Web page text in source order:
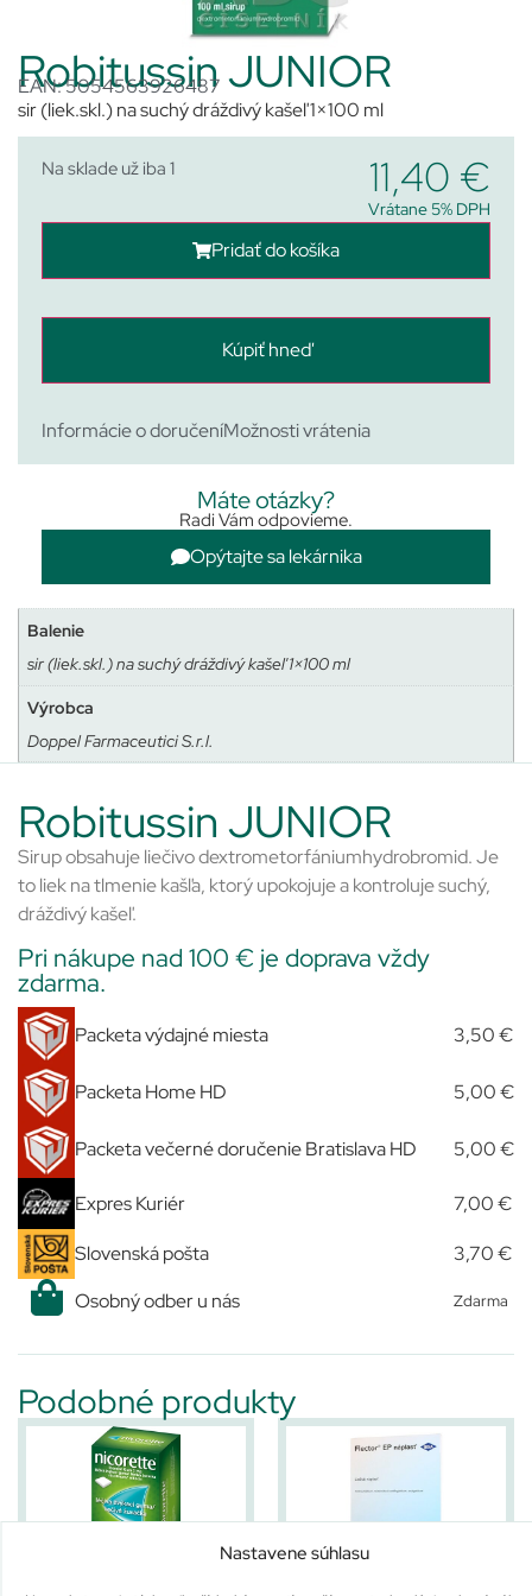
Nastavene súhlasu
Robitussin JUNIOR
EAN: 5054563926487
sir (liek.skl.) na suchý dráždivý kašeľ 1×100 ml
Na sklade už iba 1 11,40 €
Vrátane 5% DPH
Pridať do košíka
Kúpiť hneď
Informácie o doručeníMožnosti vrátenia
Máte otázky?
Radi Vám odpovieme.
Opýtajte sa lekárnika
Balenie
sir (liek.skl.) na suchý dráždivý kašeľ 1×100 ml
Výrobca
Doppel Farmaceutici S.r.l.
Robitussin JUNIOR
Sirup obsahuje liečivo dextrometorfániumhydrobromid. Je
to liek na tlmenie kašľa, ktorý upokojuje a kontroluje suchý,
dráždivý kašeľ.
Pri nákupe nad 100 € je doprava vždy
zdarma.
Packeta výdajné miesta 3,50 €
Packeta Home HD 5,00 €
Packeta večerné doručenie Bratislava HD 5,00 €
Expres Kuriér 7,00 €
Slovenská pošta
3,70 €
Osobný odber u nás
Zdarma
Podobné produkty
Nicorette Icemint Gum 2 mg Flector EP náplasť